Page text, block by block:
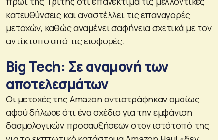
κατευθύνσεις και αναστέλλει τις επαναγορές
μετοχών, καθώς αναμένει σαφήνεια σχετικά με τον
αντίκτυπο από τις εισφορές.
Big Tech: Σε αναμονή των
αποτελεσμάτων
Οι μετοχές της Amazon αντιστράφηκαν ομοίως
αφού δήλωσε ότι ένα σχέδιο για την εμφάνιση
δασμολογικών προσαυξήσεων στον ιστότοπό της